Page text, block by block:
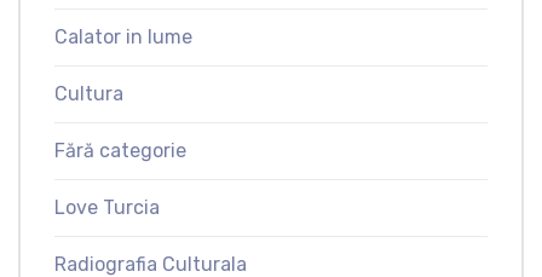
Calator in lume
Cultura
Fără categorie
Love Turcia
Radiografia Culturala